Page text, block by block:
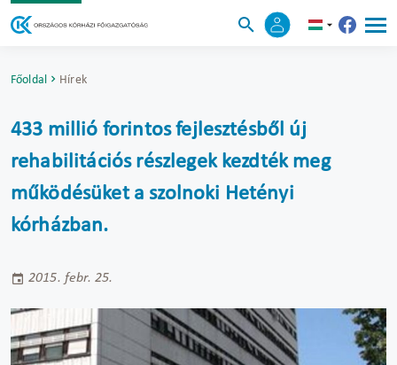
Főoldal Hírek
433 millió forintos fejlesztésből új
rehabilitációs részlegek kezdték meg
működésüket a szolnoki Hetényi
kórházban.
2015. febr. 25.